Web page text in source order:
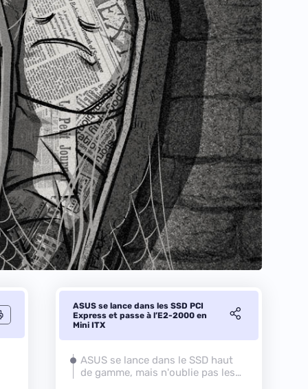
ASUS se lance dans les SSD PCI
Express et passe à l’E2-2000 en
Mini ITX
ASUS se lance dans le SSD haut
de gamme, mais n'oublie pas les